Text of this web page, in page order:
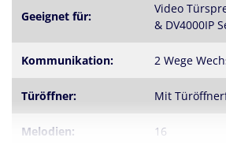
Geeignet für:
Video
& DV4000IP
Kommunikation: 2 Wege
Türöffner: Mit
Melodien: 16